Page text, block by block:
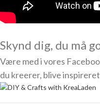
Skynd dig, du må
Være med i vores
du kreerer, blive